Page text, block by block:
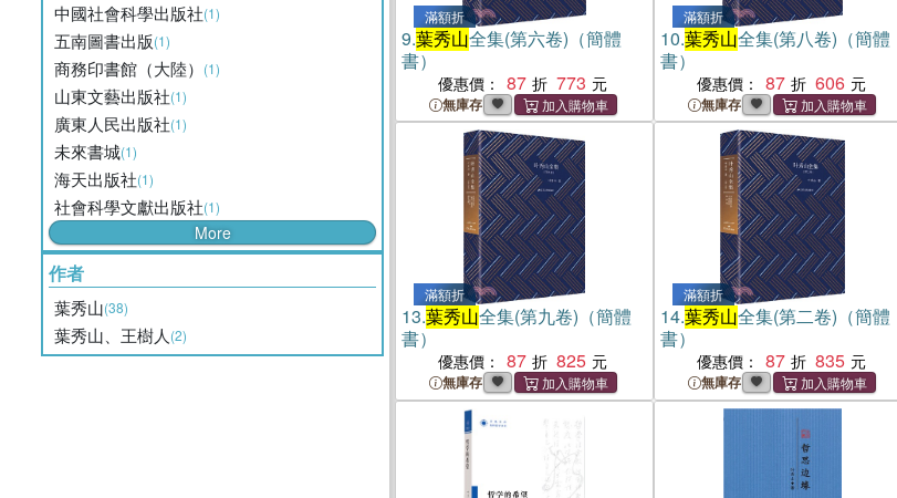
中國社會科學出版社(1)
五南圖書出版(1)
商務印書館（大陸） (1)
山東文藝出版社(1)
廣東人民出版社(1)
未來書城(1)
海天出版社(1)
社會科學文獻出版社(1)
More
作者
葉秀山(38)
葉秀山、王樹人 (2)
滿額折
9.葉秀山全集(第六卷)（簡體
書）
優惠價： 87 773
無庫存
滿額折
10.葉秀山全集(第八卷)（簡體
書）
優惠價： 87 606
無庫存
滿額折
13.葉秀山全集(第九卷)（簡體
書）
優惠價： 87 825
無庫存
滿額折
14.葉秀山全集(第二卷)（簡體
書）
優惠價： 87 835
無庫存